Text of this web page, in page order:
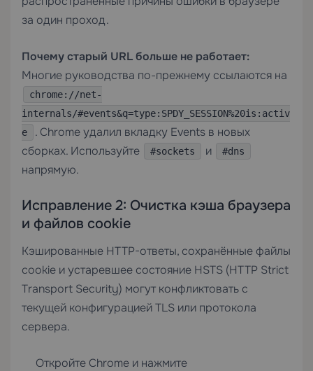
за один проход.
Почему старый URL больше не работает:
Многие руководства по-прежнему ссылаются на
chrome://net-
internals/#events&q=type:SPDY_SESSION%20is:activ
e
. Chrome удалил вкладку Events в новых
сборках. Используйте
#sockets и #dns
напрямую.
Исправление 2: Очистка кэша браузера
и файлов cookie
Кэшированные HTTP-ответы, сохранённые файлы
cookie и устаревшее состояние HSTS (HTTP Strict
Transport Security) могут конфликтовать с
текущей конфигурацией TLS или протокола
сервера.
Откройте Chrome и нажмите